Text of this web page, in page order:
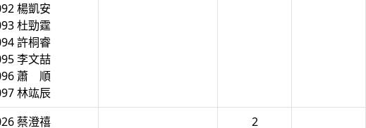
楊凱安
杜勁霆
許桐睿
李文喆
蕭 順
林竑辰
蔡澄禧 2